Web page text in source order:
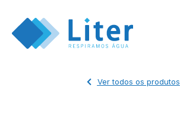
Ver todos os produtos